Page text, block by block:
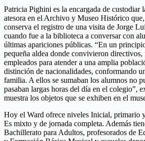
Patricia Pighini es la encargada de custodiar
atesora en el Archivo y Museo Histórico que,
conserva el registro de una visita de Jorge
cuando fue a la biblioteca a conversar con
últimas apariciones públicas. “En un
pequeña aldea donde convivieron directivos,
empleados para atender a una amplia
distinción de nacionalidades, conformando
familia. A ellos se sumaban los alumnos no
pasaban largas horas del día en el colegio”,
muestra los objetos que se exhiben en el
Hoy el Ward ofrece niveles Inicial, primario
Es mixto y de jornada completa. Además
Bachillerato para Adultos, profesorados de